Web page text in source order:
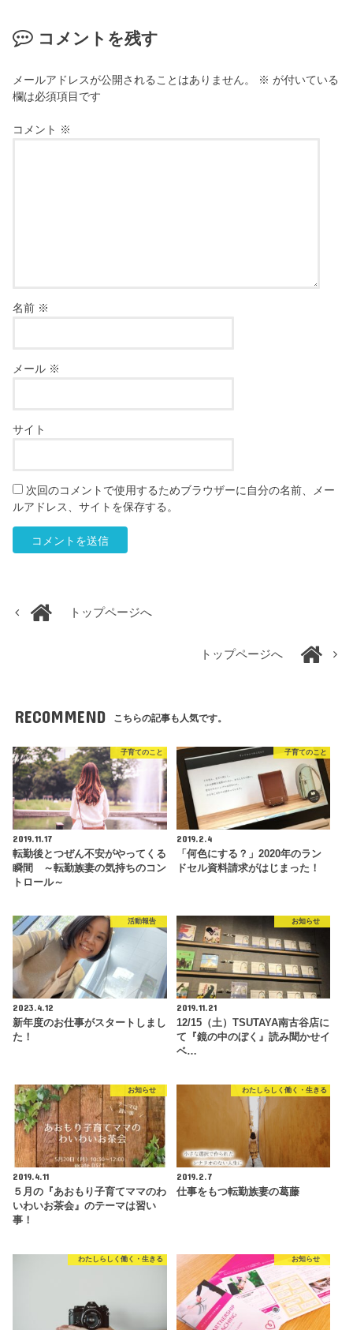
コメントを残す
メールアドレスが公開されることはありません。 ※ が付いている
欄は必須項目です
コメント ※
名前 ※
メール ※
サイト
次回のコメントで使用するためブラウザーに自分の名前、メー
ルアドレス、サイトを保存する。
トップページへ
トップページへ
RECOMMEND こちらの記事も人気です。
子育てのこと
2019.11.17
転勤後とつぜん不安がやってくる
瞬間 ～転勤族妻の気持ちのコン
トロール～
子育てのこと
2019.2.4
「何色にする？」2020年のラン
ドセル資料請求がはじまった！
活動報告
2023.4.12
新年度のお仕事がスタートしまし
た！
お知らせ
2019.11.21
12/15（土）TSUTAYA南古谷店に
て『鏡の中のぼく』読み聞かせイ
ベ…
お知らせ
2019.4.11
５月の『あおもり子育てママのわ
いわいお茶会』のテーマは習い
事！
わたしらしく働く・生きる
2019.2.7
仕事をもつ転勤族妻の葛藤
わたしらしく働く・生きる お知らせ